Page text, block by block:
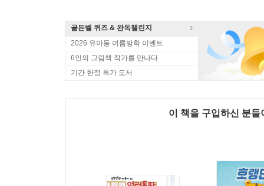
골든벨 퀴즈 & 완독챌린지
2026 유아동 여름방학 이벤트
6인의 그림책 작가를 만나다
기간 한정 특가 도서
이 책을 구입하신 분